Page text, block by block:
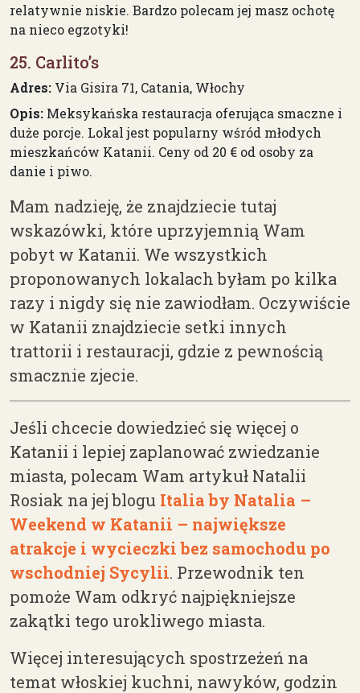
relatywnie niskie. Bardzo polecam jej masz ochotę
na nieco egzotyki!
25. Carlito’s
Adres: Via Gisira 71, Catania, Włochy
Opis: Meksykańska restauracja oferująca smaczne i
duże porcje. Lokal jest popularny wśród młodych
mieszkańców Katanii. Ceny od 20 € od osoby za
danie i piwo.
Mam nadzieję, że znajdziecie tutaj
wskazówki, które uprzyjemnią Wam
pobyt w Katanii. We wszystkich
proponowanych lokalach byłam po kilka
razy i nigdy się nie zawiodłam. Oczywiście
w Katanii znajdziecie setki innych
trattorii i restauracji, gdzie z pewnością
smacznie zjecie.
Jeśli chcecie dowiedzieć się więcej o
Katanii i lepiej zaplanować zwiedzanie
miasta, polecam Wam artykuł Natalii
Rosiak na jej blogu Italia by Natalia –
Weekend w Katanii – największe
atrakcje i wycieczki bez samochodu po
wschodniej Sycylii. Przewodnik ten
pomoże Wam odkryć najpiękniejsze
zakątki tego urokliwego miasta.
Więcej interesujących spostrzeżeń na
temat włoskiej kuchni, nawyków, godzin